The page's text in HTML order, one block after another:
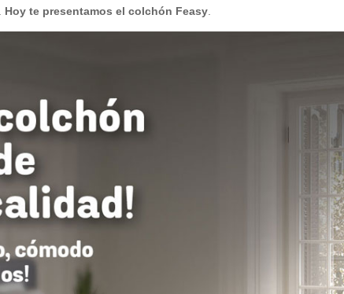
Hoy te presentamos el colchón Feasy